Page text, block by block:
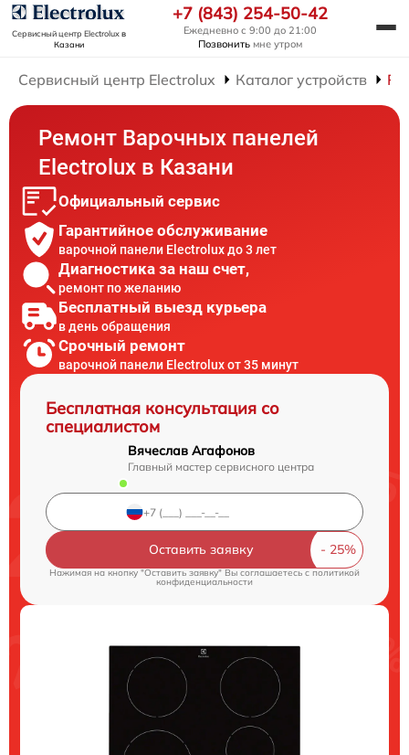
Сервисный центр Electroluxв
Казани
+7 (843) 254-50-42
Ежедневно с 9:00 до 21:00
Позвонить мне утром
Сервисный центр Electrolux Каталог устройств
Ремонт Варочных панелей
Electrolux в Казани
Официальный сервис
Гарантийное обслуживание
варочной панели Electrolux до 3 лет
Диагностика за наш счет,
ремонт по желанию
Бесплатный выезд курьера
в день обращения
Срочный ремонт
варочной панели Electrolux от 35 минут
Бесплатная консультация со
специалистом
Вячеслав Агафонов
Главный мастер сервисного центра
Оставить заявку
Нажимая на кнопку "Оставить заявку" Вы соглашаетесь cполитикой
конфиденциальности